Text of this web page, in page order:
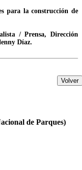
para la construcción de
/ Prensa, Dirección
Díaz.
Volver
de Parques)